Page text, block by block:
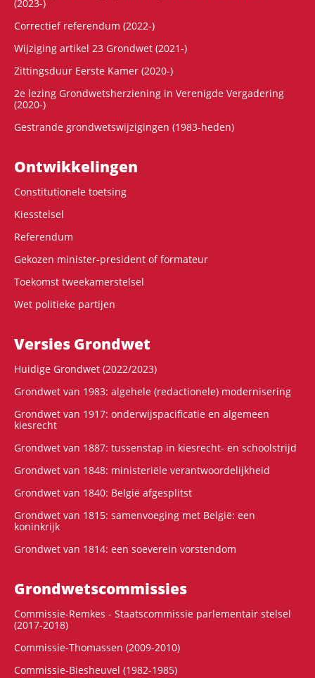
(2023-)
Correctief referendum (2022-)
Wijziging artikel 23 Grondwet (2021-)
Zittingsduur Eerste Kamer (2020-)
2e lezing Grondwetsherziening in Verenigde Vergadering
(2020-)
Gestrande grondwetswijzigingen (1983-heden)
Ontwikke­lingen
Constitutionele toetsing
Kiesstelsel
Referendum
Gekozen minister-president of formateur
Toekomst tweekamerstelsel
Wet politieke partijen
Versies Grondwet
Huidige Grondwet (2022/2023)
Grondwet van 1983: algehele (redactionele) modernisering
Grondwet van 1917: onderwijspacificatie en algemeen
kiesrecht
Grondwet van 1887: tussenstap in kiesrecht- en schoolstrijd
Grondwet van 1848: ministeriële verantwoordelijkheid
Grondwet van 1840: België afgesplitst
Grondwet van 1815: samenvoeging met België: een
koninkrijk
Grondwet van 1814: een soeverein vorstendom
Grondwets­commissies
Commissie-Remkes - Staatscommissie parlementair stelsel
(2017-2018)
Commissie-Thomassen (2009-2010)
Commissie-Biesheuvel (1982-1985)